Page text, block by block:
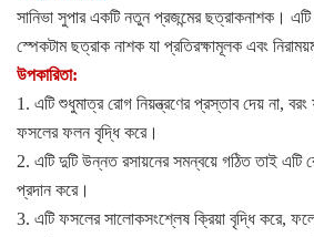
সানিভা সুপার একটি নতুন প্রজন্মের ছত্রাকনাশক।
স্পেকটাম ছত্রাক নাশক যা প্রতিরক্ষামূলক এবং
উপকারিতা:
1. এটি শুধুমাত্র রোগ নিয়ন্ত্রণের প্রস্তাব দেয় না, বরং
ফসলের ফলন বৃদ্ধি করে।
2. এটি দুটি উন্নত রসায়নের সমন্বয়ে গঠিত তাই এটি
প্রদান করে।
3. এটি ফসলের সালোকসংশ্লেষ ক্রিয়া বৃদ্ধি করে,